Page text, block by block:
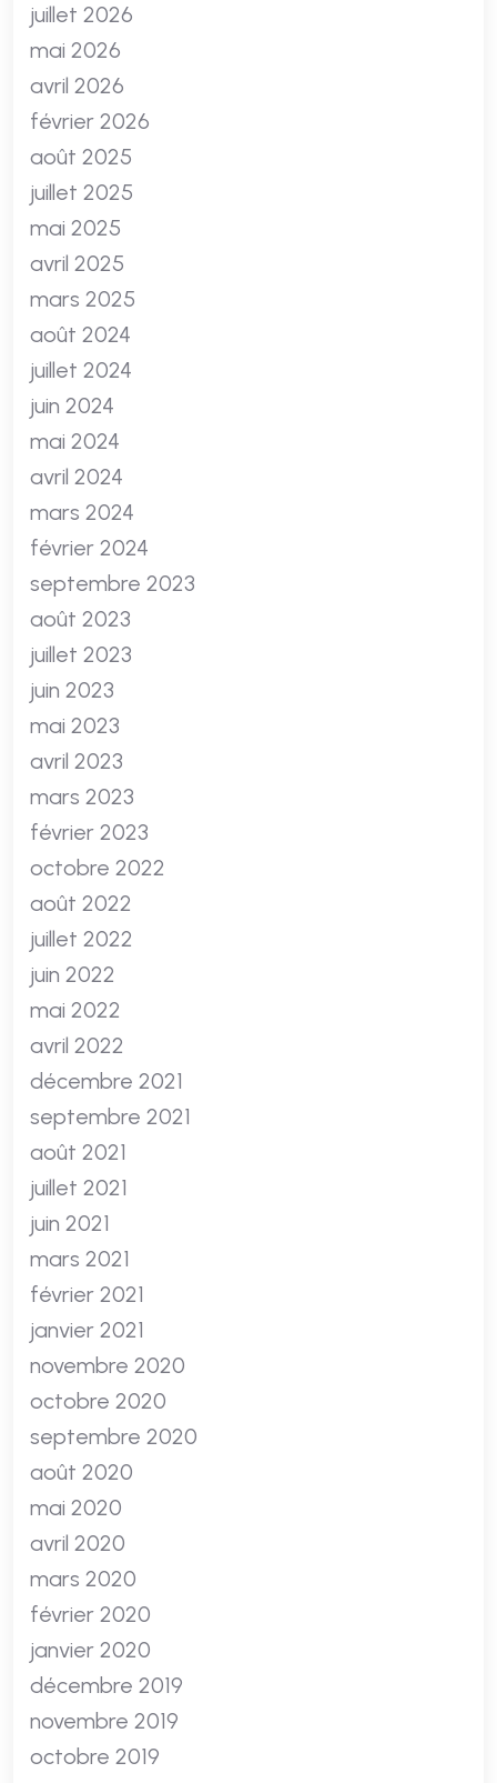
juillet 2026
mai 2026
avril 2026
février 2026
août 2025
juillet 2025
mai 2025
avril 2025
mars 2025
août 2024
juillet 2024
juin 2024
mai 2024
avril 2024
mars 2024
février 2024
septembre 2023
août 2023
juillet 2023
juin 2023
mai 2023
avril 2023
mars 2023
février 2023
octobre 2022
août 2022
juillet 2022
juin 2022
mai 2022
avril 2022
décembre 2021
septembre 2021
août 2021
juillet 2021
juin 2021
mars 2021
février 2021
janvier 2021
novembre 2020
octobre 2020
septembre 2020
août 2020
mai 2020
avril 2020
mars 2020
février 2020
janvier 2020
décembre 2019
novembre 2019
octobre 2019